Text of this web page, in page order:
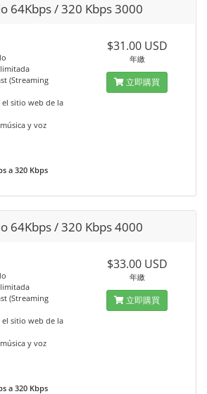
64Kbps / 320 Kbps 3000
(Streaming
el sitio web de la
y voz
a 320 Kbps
$31.00 USD
年繳
立即購買
64Kbps / 320 Kbps 4000
(Streaming
el sitio web de la
y voz
a 320 Kbps
$33.00 USD
年繳
立即購買